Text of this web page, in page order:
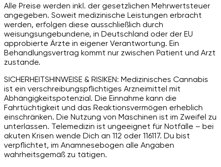
Alle Preise werden inkl. der gesetzlichen Mehrwertsteuer
angegeben. Soweit medizinische Leistungen erbracht
werden, erfolgen diese ausschließlich durch
weisungsungebundene, in Deutschland oder der EU
approbierte Ärzte in eigener Verantwortung. Ein
Behandlungsvertrag kommt nur zwischen Patient und Arzt
zustande.
SICHERHEITSHINWEISE & RISIKEN: Medizinisches Cannabis
ist ein verschreibungspflichtiges Arzneimittel mit
Abhängigkeitspotenzial. Die Einnahme kann die
Fahrtüchtigkeit und das Reaktionsvermögen erheblich
einschränken. Die Nutzung von Maschinen ist im Zweifel zu
unterlassen. Telemedizin ist ungeeignet für Notfälle – bei
akuten Krisen wende Dich an 112 oder 116117. Du bist
verpflichtet, im Anamnesebogen alle Angaben
wahrheitsgemäß zu tätigen.